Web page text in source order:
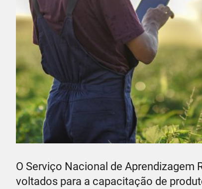
O Serviço Nacional de Aprendizagem
voltados para a capacitação de